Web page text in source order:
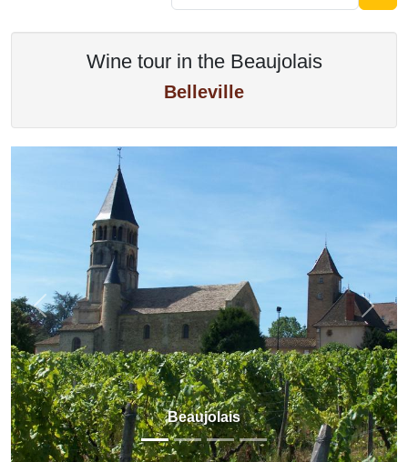
Wine tour in the Beaujolais
Belleville
Beaujolais
Previous Next